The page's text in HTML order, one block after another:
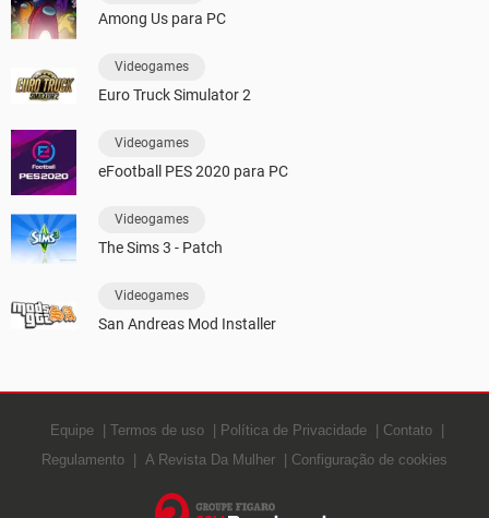
Among Us para PC
Videogames
Euro Truck Simulator 2
Videogames
eFootball PES 2020 para PC
Videogames
The Sims 3 - Patch
Videogames
San Andreas Mod Installer
Equipe Termos de uso Política de Privacidade
Contato
Regulamento
A Revista Da Mulher Configuração de cookies